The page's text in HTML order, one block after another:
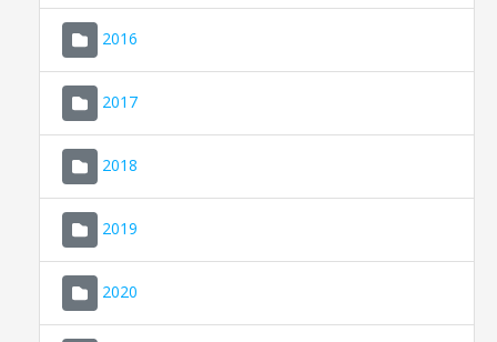
2016
2017
2018
2019
2020